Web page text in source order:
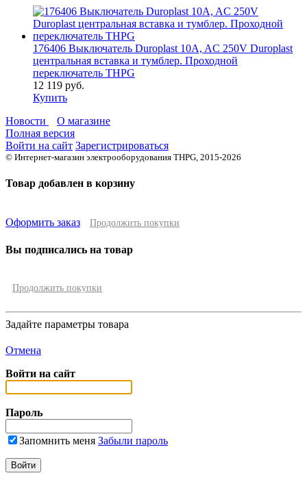
176406 Выключатель Duroplast 10A, AC 250V Duroplast
центральная вставка и тумблер. Проходной
переключатель THPG
12 119 руб.
Купить
Новости
О магазине
Полная версия
Войти на сайт Зарегистрироваться
© Интернет-магазин электрооборудования THPG, 2015-2026
Товар добавлен в корзину
Оформить заказ Продолжить покупки
Вы подписались на товар
Продолжить покупки
Задайте параметры товара
Отмена
Войти на сайт
Пароль
Запомнить меня Забыли пароль